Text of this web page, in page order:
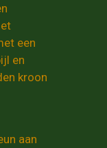
een
en
kroon
aan